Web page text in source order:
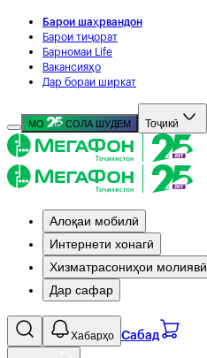
Барои шаҳрвандон
Барои тиҷорат
Барномаи Life
Вакансияҳо
Дар бораи ширкат
МО СОЛА ШУДЕМ Тоҷикӣ
Алоқаи мобилӣ
Интернети хонагӣ
Хизматрасониҳои молиявӣ
Дар сафар
Хабарҳо Сабад